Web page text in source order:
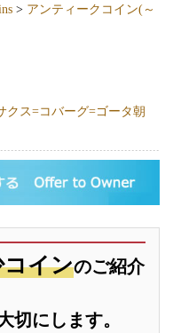
> アンティークコイン(～
クス=コバーグ=ゴータ朝
コインのご紹介
切にします。